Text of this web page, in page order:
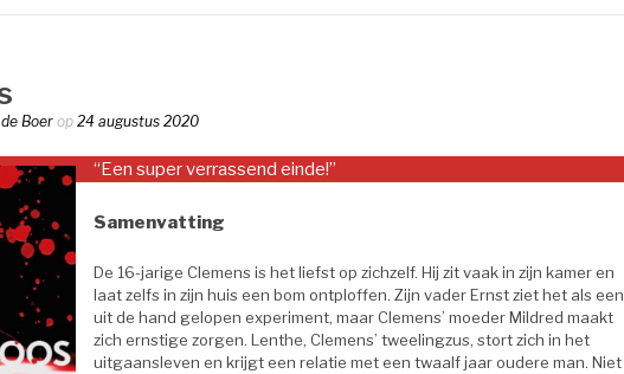
Boerop 24 augustus 2020
“Een super verrassend einde!”
Samenvatting
De 16-jarige Clemens is het liefst op zichzelf. Hij zit vaak in zijn kamer en
laat zelfs in zijn huis een bom ontploffen. Zijn vader Ernst ziet het als een
uit de hand gelopen experiment, maar Clemens’ moeder Mildred maakt
zich ernstige zorgen. Lenthe, Clemens’ tweelingzus, stort zich in het
uitgaansleven en krijgt een relatie met een twaalf jaar oudere man. Niet